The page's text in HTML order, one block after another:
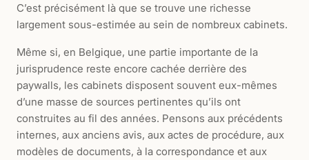
C’est précisément là que se trouve une richesse
largement sous-estimée au sein de nombreux cabinets.
Même si, en Belgique, une partie importante de la
jurisprudence reste encore cachée derrière des
paywalls, les cabinets disposent souvent eux-mêmes
d’une masse de sources pertinentes qu’ils ont
construites au fil des années. Pensons aux précédents
internes, aux anciens avis, aux actes de procédure, aux
modèles de documents, à la correspondance et aux